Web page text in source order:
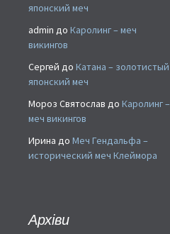
японский меч
admin до Каролинг – меч
викингов
Сергей до Катана – золотистый
японский меч
Мороз Святослав до Каролинг –
меч викингов
Ирина до Меч Гендальфа –
исторический меч Клеймора
Архіви